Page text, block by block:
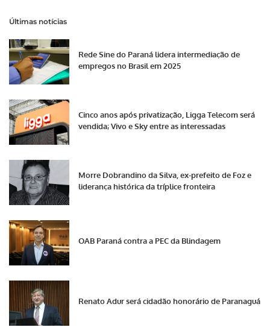
Últimas notícias
Rede Sine do Paraná lidera intermediação de
empregos no Brasil em 2025
Cinco anos após privatização, Ligga Telecom será
vendida; Vivo e Sky entre as interessadas
Morre Dobrandino da Silva, ex-prefeito de Foz e
liderança histórica da tríplice fronteira
OAB Paraná contra a PEC da Blindagem
Renato Adur será cidadão honorário de Paranaguá